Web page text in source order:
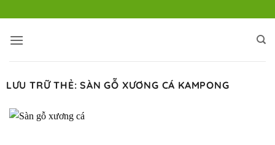
qua
nội
LƯU TRỮ THẺ:SÀN GỖ XƯƠNG CÁ KAMPONG